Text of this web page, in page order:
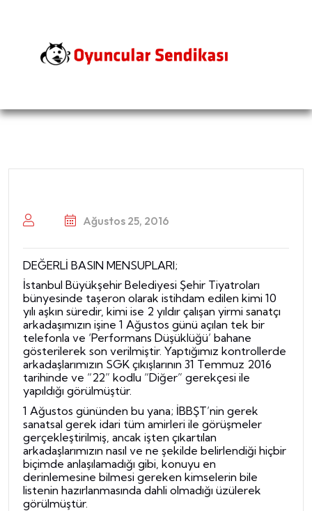
Ağustos 25, 2016
DEĞERLİ BASIN MENSUPLARI;
İstanbul Büyükşehir Belediyesi Şehir Tiyatroları
bünyesinde taşeron olarak istihdam edilen kimi 10
yılı aşkın süredir, kimi ise 2 yıldır çalışan yirmi sanatçı
arkadaşımızın işine 1 Ağustos günü açılan tek bir
telefonla ve ‘Performans Düşüklüğü’ bahane
gösterilerek son verilmiştir. Yaptığımız kontrollerde
arkadaşlarımızın SGK çıkışlarının 31 Temmuz 2016
tarihinde ve “22” kodlu “Diğer” gerekçesi ile
yapıldığı görülmüştür.
1 Ağustos gününden bu yana; İBBŞT’nin gerek
sanatsal gerek idari tüm amirleri ile görüşmeler
gerçekleştirilmiş, ancak işten çıkartılan
arkadaşlarımızın nasıl ve ne şekilde belirlendiği hiçbir
biçimde anlaşılamadığı gibi, konuyu en
derinlemesine bilmesi gereken kimselerin bile
listenin hazırlanmasında dahli olmadığı üzülerek
görülmüştür.